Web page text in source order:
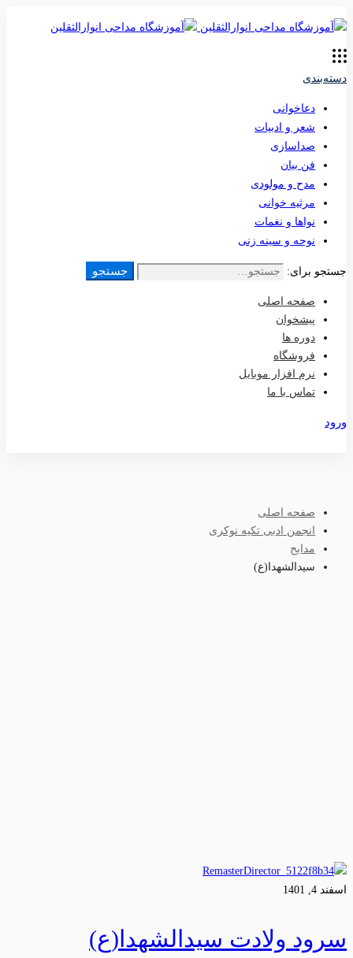
دسته‌بندی
دعاخوانی
شعر و ادبیات
صداسازی
فن بیان
مدح و مولودی
مرثیه خوانی
نواها و نغمات
نوحه و سینه زنی
جستجو برای: جستجو
صفحه اصلی
پیشخوان
دوره ها
فروشگاه
نرم افزار موبایل
تماس با ما
ورود
صفحه اصلی
انجمن ادبی تکیه نوکری
مدایح
سیدالشهدا(ع)
اسفند 4, 1401
سرود ولادت سیدالشهدا(ع)